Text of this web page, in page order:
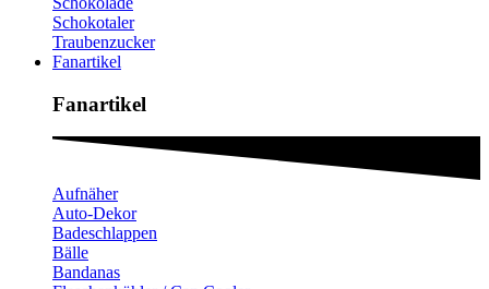
Schokotaler
Traubenzucker
Fanartikel
Fanartikel​
Aufnäher
Auto-Dekor
Badeschlappen
Bälle
Bandanas